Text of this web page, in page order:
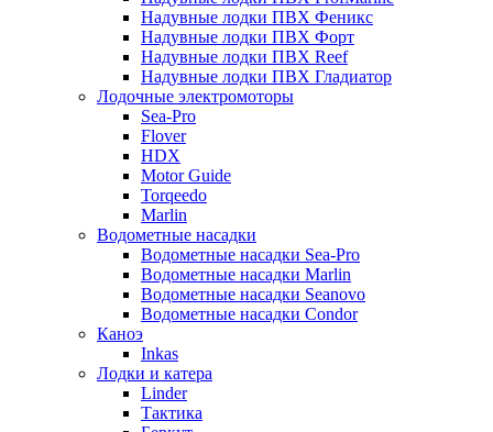
Надувные лодки ПВХ Феникс
Надувные лодки ПВХ Форт
Надувные лодки ПВХ Reef
Надувные лодки ПВХ Гладиатор
Лодочные электромоторы
Sea-Pro
Flover
HDX
Motor Guide
Torqeedo
Marlin
Водометные насадки
Водометные насадки Sea-Pro
Водометные насадки Marlin
Водометные насадки Seanovo
Водометные насадки Condor
Каноэ
Inkas
Лодки и катера
Linder
Тактика